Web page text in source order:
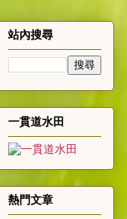
站內搜尋
一貫道水田
熱門文章